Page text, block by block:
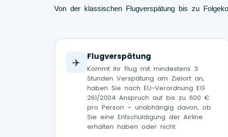
Von der klassischen Flugverspätung bis zu
✈️ Flugverspätung
Kommt Ihr Flug mit mindestens 3
Stunden Verspätung am Zielort an,
haben Sie nach EU-Verordnung EG
261/2004 Anspruch auf bis zu 600 €
pro Person – unabhängig davon, ob
Sie eine Entschuldigung der Airline
erhalten haben oder nicht.